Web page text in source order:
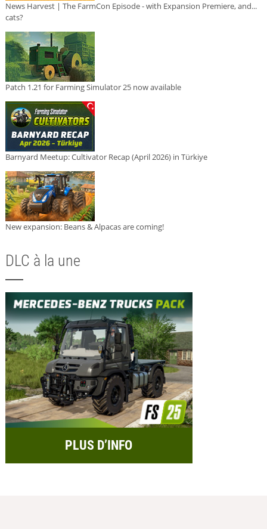
News Harvest | The FarmCon Episode - with Expansion Premiere, and...
cats?
Patch 1.21 for Farming Simulator 25 now available
Barnyard Meetup: Cultivator Recap (April 2026) in Türkiye
New expansion: Beans & Alpacas are coming!
DLC à la une
PLUS D’INFO